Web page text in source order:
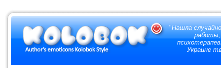
"Нашла
работы,
Украине